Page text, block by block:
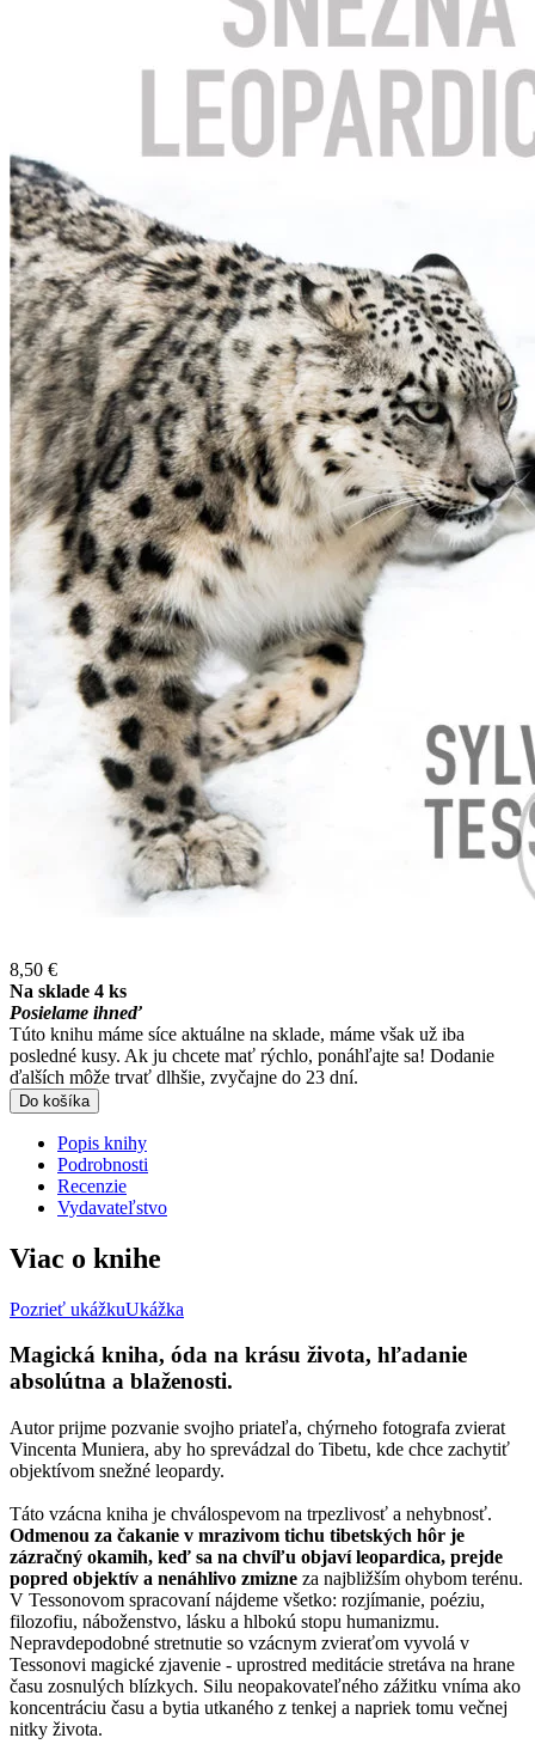
8,50 €
Na sklade 4 ks
Posielame ihneď
Túto knihu máme síce aktuálne na sklade, máme však už iba
posledné kusy. Ak ju chcete mať rýchlo, ponáhľajte sa! Dodanie
ďalších môže trvať dlhšie, zvyčajne do 23 dní.
Do košíka
Popis knihy
Podrobnosti
Recenzie
Vydavateľstvo
Viac o knihe
Pozrieť ukážkuUkážka
Magická kniha, óda na krásu života, hľadanie
absolútna a blaženosti.
Autor prijme pozvanie svojho priateľa, chýrneho fotografa zvierat
Vincenta Muniera, aby ho sprevádzal do Tibetu, kde chce zachytiť
objektívom snežné leopardy.
Táto vzácna kniha je chválospevom na trpezlivosť a nehybnosť.
Odmenou za čakanie v mrazivom tichu tibetských hôr je
zázračný okamih, keď sa na chvíľu objaví leopardica, prejde
popred objektív a nenáhlivo zmizne za najbližším ohybom terénu.
V Tessonovom spracovaní nájdeme všetko: rozjímanie, poéziu,
filozofiu, náboženstvo, lásku a hlbokú stopu humanizmu.
Nepravdepodobné stretnutie so vzácnym zvieraťom vyvolá v
Tessonovi magické zjavenie - uprostred meditácie stretáva na hrane
času zosnulých blízkych. Silu neopakovateľného zážitku vníma ako
koncentráciu času a bytia utkaného z tenkej a napriek tomu večnej
nitky života.